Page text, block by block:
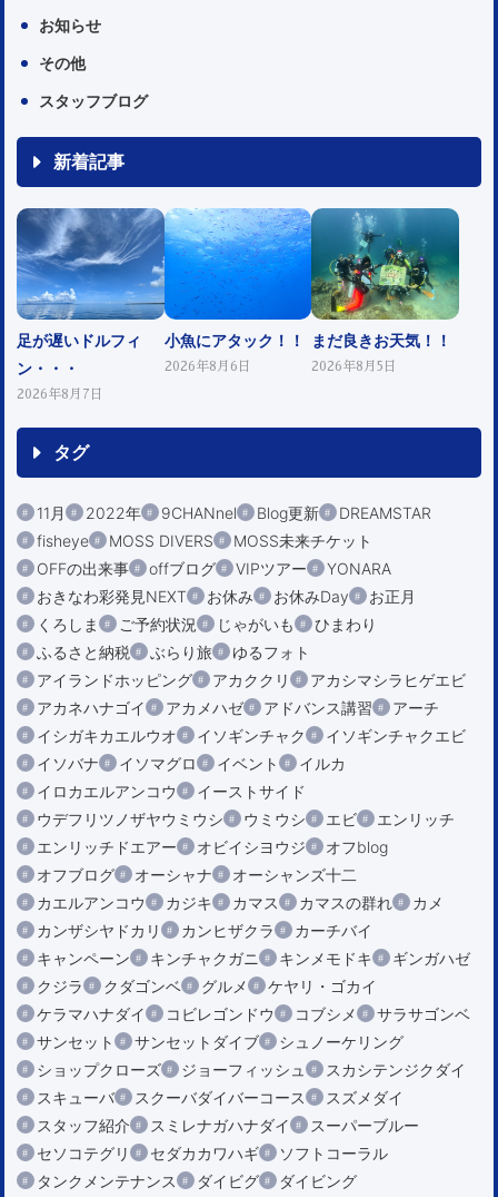
お知らせ
その他
スタッフブログ
新着記事
足が遅いドルフィ
ン・・・
2026年8月7日
小魚にアタック！！
2026年8月6日
まだ良きお天気！！
2026年8月5日
タグ
11月 2022年 9CHANnel Blog更新
DREAMSTAR
fisheye
MOSS DIVERS
MOSS未来チケット
OFFの出来事
offブログ VIPツアー
YONARA
おきなわ彩発見NEXT
お休み お休みDay
お正月
くろしま
ご予約状況 じゃがいも
ひまわり
ふるさと納税
ぶらり旅
ゆるフォト
アイランドホッピング
アカククリ
アカシマシラヒゲエビ
アカネハナゴイ
アカメハゼ アドバンス講習
アーチ
イシガキカエルウオ
イソギンチャク
イソギンチャクエビ
イソバナ
イソマグロ イベント
イルカ
イロカエルアンコウ
イーストサイド
ウデフリツノザヤウミウシ
ウミウシ エビ
エンリッチ
エンリッチドエアー
オビイシヨウジ
オフblog
オフブログ
オーシャナ
オーシャンズ十二
カエルアンコウ
カジキ カマス カマスの群れ
カメ
カンザシヤドカリ
カンヒザクラ
カーチバイ
キャンペーン
キンチャクガニ キンメモドキ
ギンガハゼ
クジラ
クダゴンベ グルメ
ケヤリ・ゴカイ
ケラマハナダイ
コビレゴンドウ コブシメ
サラサゴンベ
サンセット
サンセットダイブ
シュノーケリング
ショップクローズ
ジョーフィッシュ
スカシテンジクダイ
スキューバ
スクーバダイバーコース
スズメダイ
スタッフ紹介
スミレナガハナダイ
スーパーブルー
セソコテグリ
セダカカワハギ
ソフトコーラル
タンクメンテナンス
ダイビグ
ダイビング